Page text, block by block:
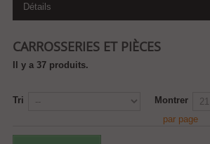
Détails
CARROSSERIES ET PIÈCES
Il y a 37 produits.
Tri
Montrer
par page